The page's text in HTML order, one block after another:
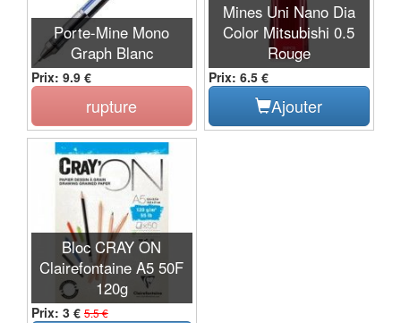
Porte-Mine Mono
Graph Blanc
Prix: 9.9 €
rupture
Mines Uni Nano Dia
Color Mitsubishi 0.5
Rouge
Prix: 6.5 €
Ajouter
Bloc CRAY ON
Clairefontaine A5 50F
120g
Prix: 3 € 5.5 €